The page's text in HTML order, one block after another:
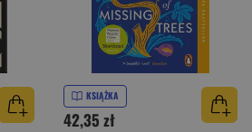
KSIĄŻKA
42,35 zł